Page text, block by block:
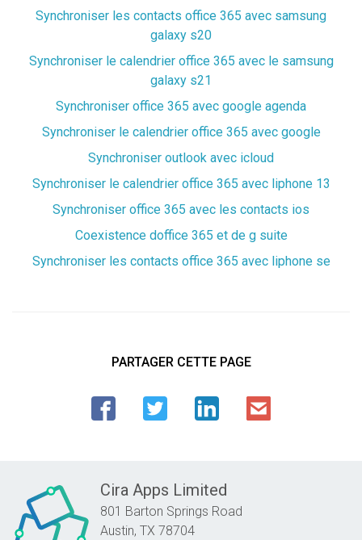
Synchroniser les contacts office 365 avec samsung
galaxy s20
Synchroniser le calendrier office 365 avec le samsung
galaxy s21
Synchroniser office 365 avec google agenda
Synchroniser le calendrier office 365 avec google
Synchroniser outlook avec icloud
Synchroniser le calendrier office 365 avec liphone 13
Synchroniser office 365 avec les contacts ios
Coexistence doffice 365 et de g suite
Synchroniser les contacts office 365 avec liphone se
PARTAGER CETTE PAGE
Cira Apps Limited
801 Barton Springs Road
Austin, TX 78704